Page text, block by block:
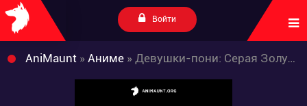
Войти
AniMaunt » Аниме » Девушки-пони: Серая Золушка